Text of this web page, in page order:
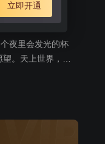
立即开通
夜里会发光的杯
。天上世界，女
蜈蚣精让它逃
位列仙班。从